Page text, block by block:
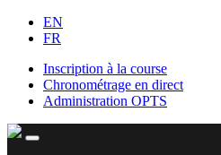
EN
FR
Inscription à la course
Chronométrage en direct
Administration OPTS